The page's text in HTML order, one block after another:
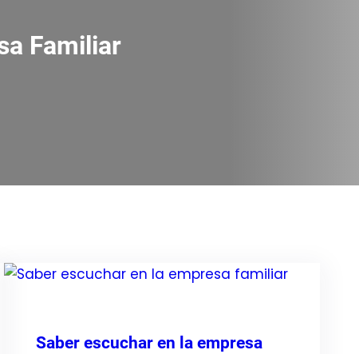
Familiar
Saber escuchar en la empresa